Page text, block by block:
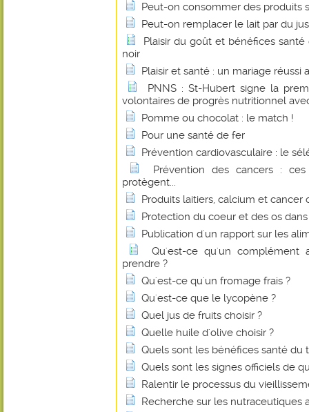
Peut-on consommer des produits
Peut-on remplacer le lait par du
Plaisir du goût et bénéfices
noir
Plaisir et santé : un mariage réussi
PNNS : St-Hubert signe la
volontaires de progrès nutritionnel
Pomme ou chocolat : le match !
Pour une santé de fer
Prévention cardiovasculaire : le
Prévention des cancers :
protègent...
Produits laitiers, calcium et cancer
Protection du coeur et des os
Publication d'un rapport sur les
Qu'est-ce qu'un complément
prendre ?
Qu'est-ce qu'un fromage frais ?
Qu'est-ce que le lycopène ?
Quel jus de fruits choisir ?
Quelle huile d'olive choisir ?
Quels sont les bénéfices santé du
Quels sont les signes officiels de
Ralentir le processus du
Recherche sur les nutraceutiques